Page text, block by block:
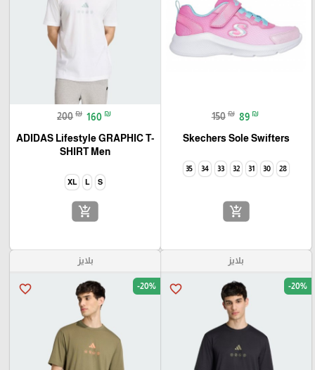
150 ₪ 89 ₪
Skechers Sole Swifters
28
30
31
32
33
34
35
add_shopping_cart
200 ₪ 160 ₪
ADIDAS Lifestyle GRAPHIC T-
SHIRT Men
S
L
XL
add_shopping_cart
بلايز
favorite_border -20%
بلايز
favorite_border -20%